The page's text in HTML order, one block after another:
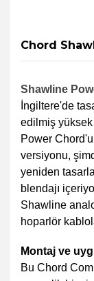
Chord
Shawline
İngiltere'de
edilmiş
Power
versiyonu,
yeniden
blendajı
Shawline
hoparlör
Montaj ve
Bu Chord